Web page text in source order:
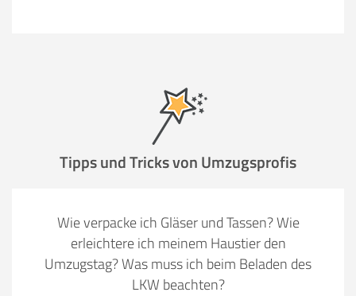
Tipps und Tricks von Umzugsprofis
Wie verpacke ich Gläser und Tassen? Wie
erleichtere ich meinem Haustier den
Umzugstag? Was muss ich beim Beladen des
LKW beachten?